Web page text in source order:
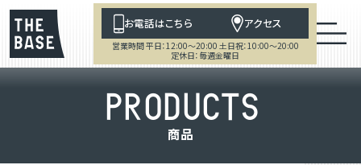
お電話はこちら アクセス
営業時間 平日：12:00～20:00 土日祝：10:00～20:00
定休日：毎週金曜日
PRODUCTS
商品